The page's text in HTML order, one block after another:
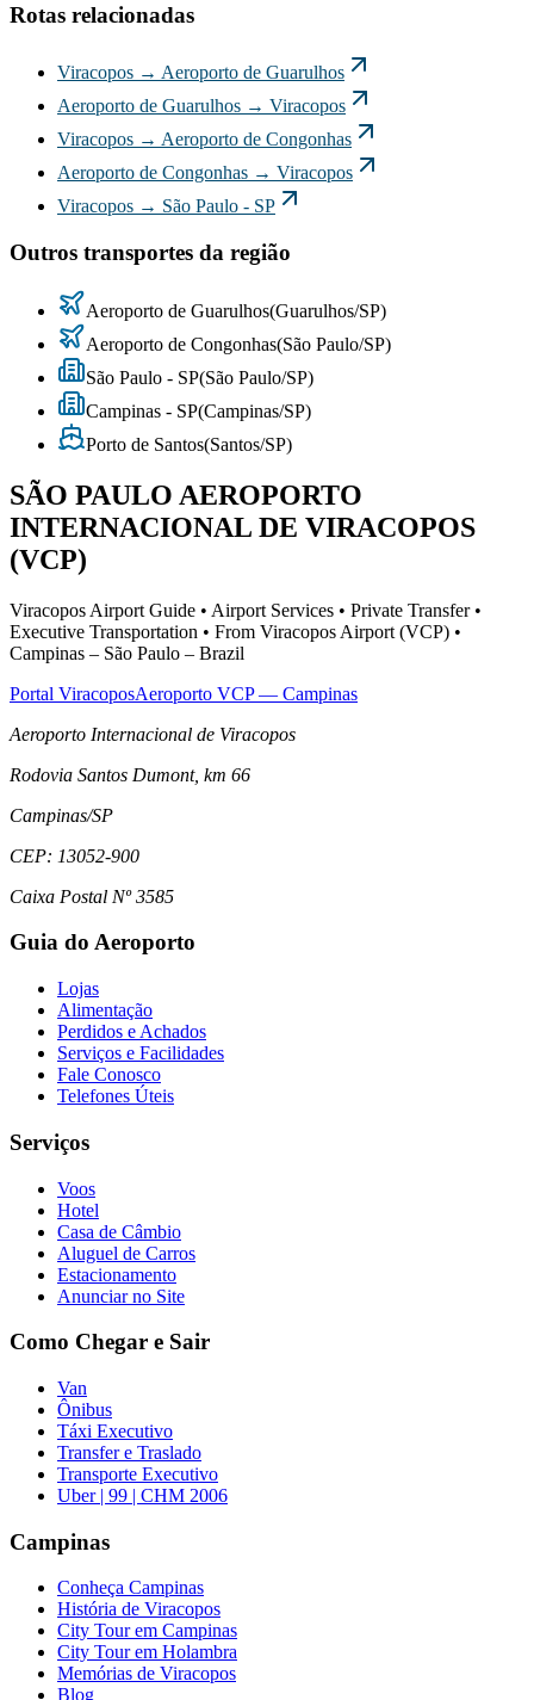
Rotas relacionadas
Viracopos → Aeroporto de Guarulhos
Aeroporto de Guarulhos → Viracopos
Viracopos → Aeroporto de Congonhas
Aeroporto de Congonhas → Viracopos
Viracopos → São Paulo - SP
Outros transportes da região
Aeroporto de Guarulhos(Guarulhos/SP)
Aeroporto de Congonhas(São Paulo/SP)
São Paulo - SP(São Paulo/SP)
Campinas - SP(Campinas/SP)
Porto de Santos(Santos/SP)
SÃO PAULO AEROPORTO
INTERNACIONAL DE VIRACOPOS
(VCP)
Viracopos Airport Guide • Airport Services • Private Transfer •
Executive Transportation • From Viracopos Airport (VCP) •
Campinas – São Paulo – Brazil
Portal ViracoposAeroporto VCP — Campinas
Aeroporto Internacional de Viracopos
Rodovia Santos Dumont, km 66
Campinas/SP
CEP: 13052-900
Caixa Postal Nº 3585
Guia do Aeroporto
Lojas
Alimentação
Perdidos e Achados
Serviços e Facilidades
Fale Conosco
Telefones Úteis
Serviços
Voos
Hotel
Casa de Câmbio
Aluguel de Carros
Estacionamento
Anunciar no Site
Como Chegar e Sair
Van
Ônibus
Táxi Executivo
Transfer e Traslado
Transporte Executivo
Uber | 99 | CHM 2006
Campinas
Conheça Campinas
História de Viracopos
City Tour em Campinas
City Tour em Holambra
Memórias de Viracopos
Blog